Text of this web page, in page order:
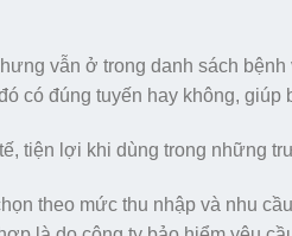
vẫn ở trong danh sách
có đúng tuyến hay không, giúp
tiện lợi khi dùng trong những
theo mức thu nhập và nhu